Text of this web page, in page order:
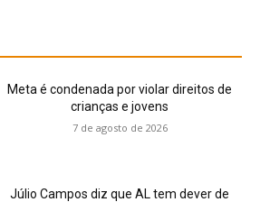
Meta é condenada por violar direitos de
crianças e jovens
7 de agosto de 2026
Júlio Campos diz que AL tem dever de